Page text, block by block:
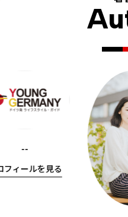
--
フィールを見る